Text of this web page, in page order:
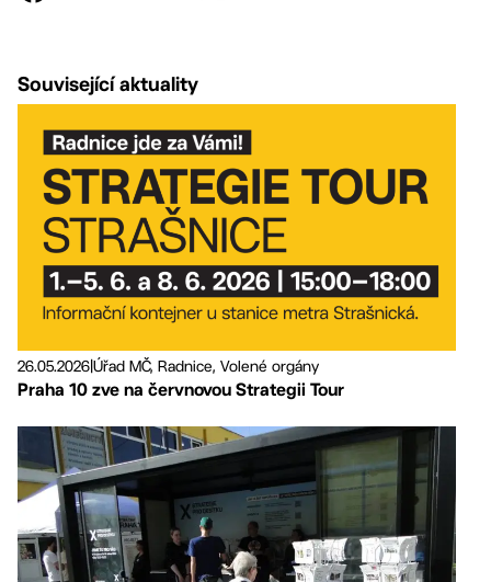
Související aktuality
26.05.2026|Úřad MČ, Radnice, Volené orgány
Praha 10 zve na červnovou Strategii Tour